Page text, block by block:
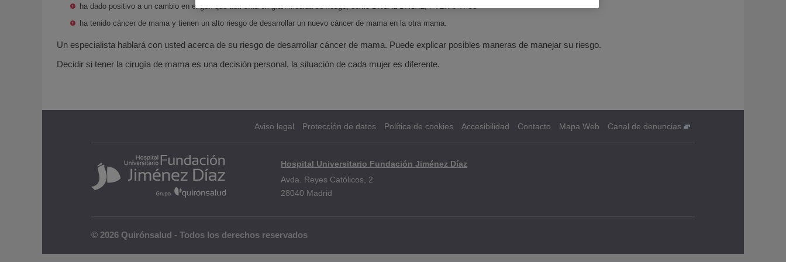
ha dado positivo a un cambio en el gen que aumenta en gran medida su riesgo, como BRCA1 BRCA2, PTEN o TP53
ha tenido cáncer de mama y tienen un alto riesgo de desarrollar un nuevo cáncer de mama en la otra mama.
Un especialista hablará con usted acerca de su riesgo de desarrollar cáncer de mama. Puede explicar posibles maneras de manejar su riesgo.
Decidir si tener la cirugía de mama es una decisión personal, la situación de cada mujer es diferente.
Aviso legal Protección de datos Política de cookies Accesibilidad Contacto Mapa Web Canal de denuncias
Hospital Universitario Fundación Jiménez Díaz
Avda. Reyes Católicos, 2
28040 Madrid
© 2026 Quirónsalud - Todos los derechos reservados